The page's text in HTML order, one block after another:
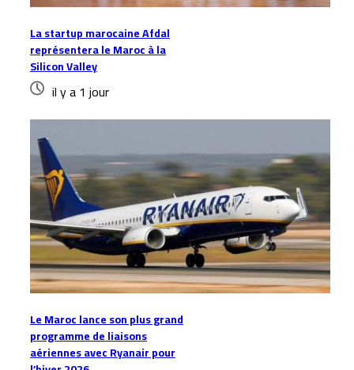
La startup marocaine Afdal
représentera le Maroc à la
Silicon Valley
il y a 1 jour
Le Maroc lance son plus grand
programme de liaisons
aériennes avec Ryanair pour